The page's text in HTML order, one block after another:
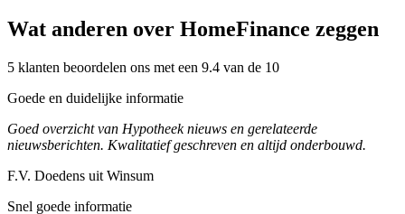
Wat anderen over HomeFinance zeggen
5 klanten beoordelen ons met een 9.4 van de 10
Goede en duidelijke informatie
Goed overzicht van Hypotheek nieuws en gerelateerde
nieuwsberichten. Kwalitatief geschreven en altijd onderbouwd.
F.V. Doedens uit Winsum
Snel goede informatie